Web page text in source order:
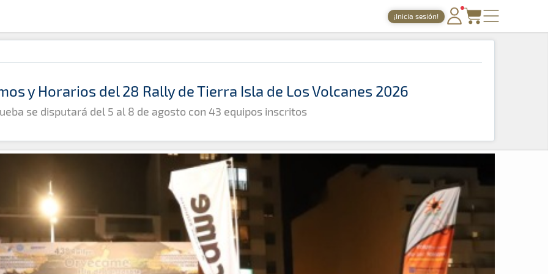
¡Inicia sesión!
PORTADA
TIEMPOS ONLINE
GALERÍAS
ARCHIVO
y Horarios del 28 Rally de Tierra Isla de Los Volcanes 2026
se disputará del 5 al 8 de agosto con 43 equipos inscritos